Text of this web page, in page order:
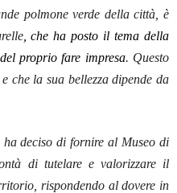
polmone verde della città, è
, che ha posto il tema della
proprio fare impresa. Questo
che la sua bellezza dipende da
deciso di fornire al Museo di
di tutelare e valorizzare il
rispondendo al dovere in